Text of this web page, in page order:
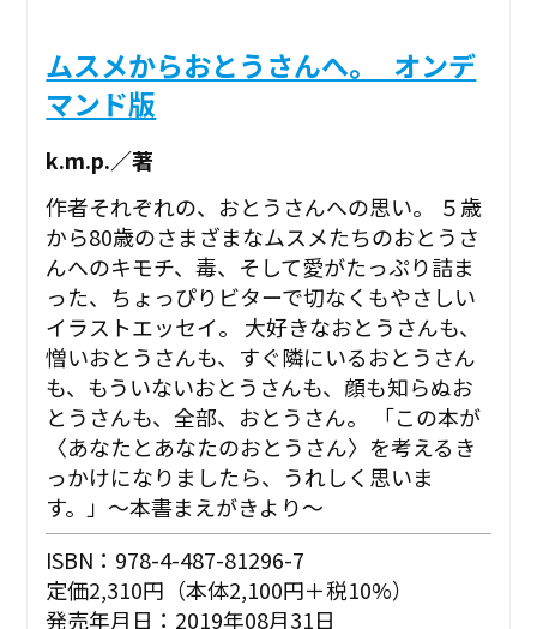
ムスメからおとうさんへ。_オンデ
マンド版
k.m.p.／著
作者それぞれの、おとうさんへの思い。 ５歳
から80歳のさまざまなムスメたちのおとうさ
んへのキモチ、毒、そして愛がたっぷり詰ま
った、ちょっぴりビターで切なくもやさしい
イラストエッセイ。 大好きなおとうさんも、
憎いおとうさんも、すぐ隣にいるおとうさん
も、もういないおとうさんも、顔も知らぬお
とうさんも、全部、おとうさん。 「この本が
〈あなたとあなたのおとうさん〉を考えるき
っかけになりましたら、うれしく思いま
す。」～本書まえがきより～
ISBN：978-4-487-81296-7
定価2,310円（本体2,100円＋税10%）
発売年月日：2019年08月31日